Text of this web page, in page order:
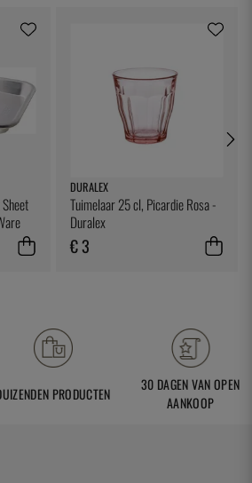
DURALEX
Tuimelaar 25 cl, Picardie Rosa -
Duralex
€ 3
PRODUCTEN
30 DAGEN VAN OPEN
AANKOOP